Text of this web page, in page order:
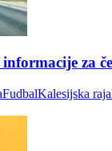
za
FudbalKalesijska raja